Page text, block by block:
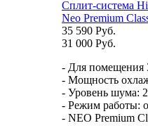
Сплит-система
Neo Premium
35 590 Руб.
31 000 Руб.
- Для помещения
- Мощность
- Уровень шума:
- Режим работы:
- NEO Premium